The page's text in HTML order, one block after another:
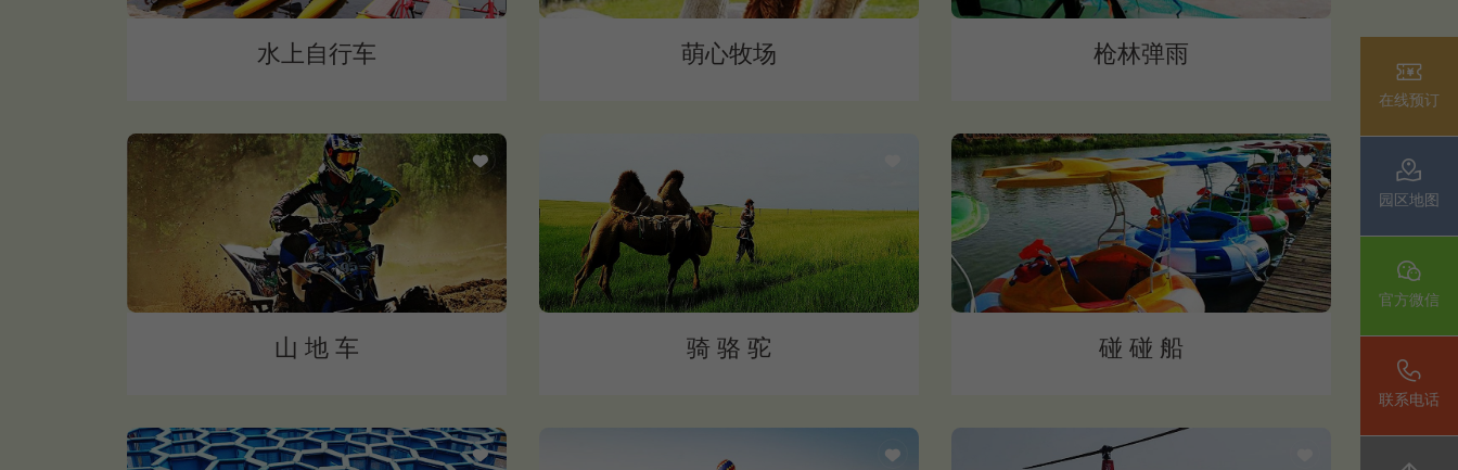
水上自行车 萌心牧场 枪林弹雨
山 地 车 骑 骆 驼 碰 碰 船
在线预订
园区地图
官方微信
联系电话